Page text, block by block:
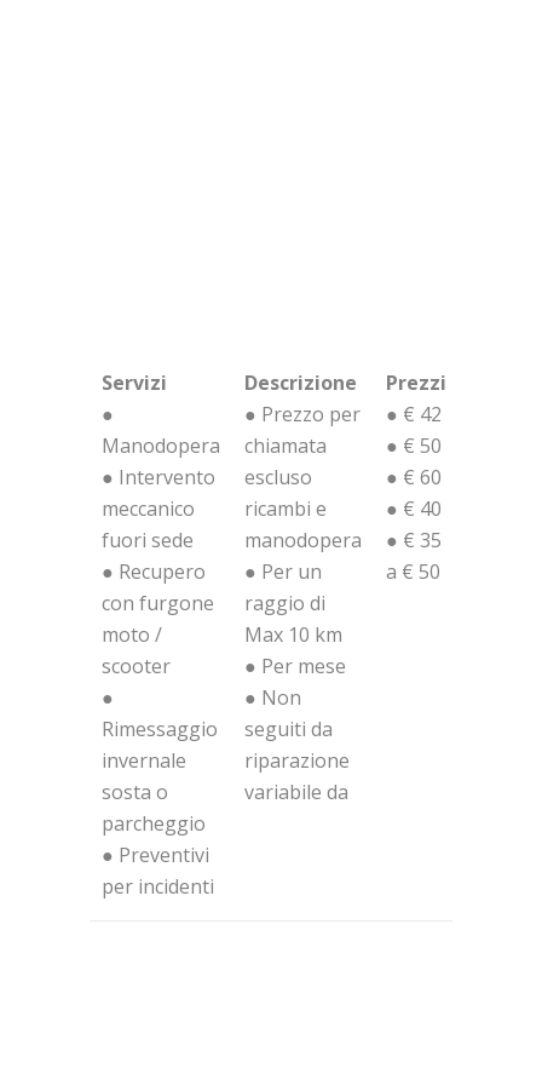
Servizi
●
Manodopera
● Intervento
meccanico
fuori sede
● Recupero
con furgone
moto /
scooter
●
Rimessaggio
invernale
sosta o
parcheggio
● Preventivi
per incidenti
Descrizione
● Prezzo per
chiamata
escluso
ricambi e
manodopera
● Per un
raggio di
Max 10 km
● Per mese
● Non
seguiti da
riparazione
variabile da
Prezzi
● € 42
● € 50
● € 60
● € 40
● € 35
a € 50